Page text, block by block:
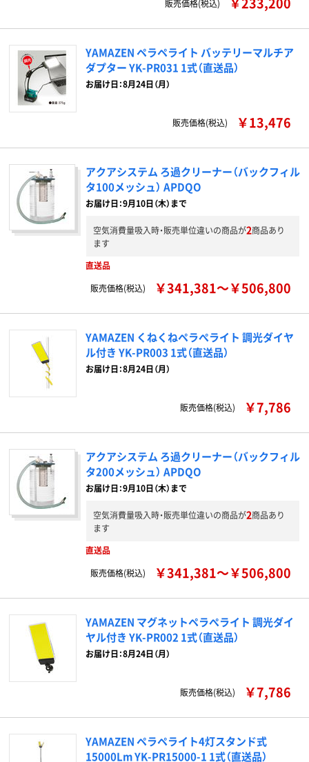
販売価格(税込)
YAMAZEN ペラペライト バッテリーマルチア
ダプター YK-PR031 1式（直送品）
お届け日：8月24日（月）
販売価格(税込) ￥13,476
アクアシステム ろ過クリーナー（バックフィル
タ100メッシュ） APDQO
お届け日：9月10日（木）まで
空気消費量吸入時・販売単位違いの商品が2商品あり
ます
直送品
販売価格(税込)
￥341,381～￥506,800
YAMAZEN くねくねペラぺライト 調光ダイヤ
ル付き YK-PR003 1式（直送品）
お届け日：8月24日（月）
販売価格(税込) ￥7,786
アクアシステム ろ過クリーナー（バックフィル
タ200メッシュ） APDQO
お届け日：9月10日（木）まで
空気消費量吸入時・販売単位違いの商品が2商品あり
ます
直送品
販売価格(税込)
￥341,381～￥506,800
YAMAZEN マグネットペラぺライト 調光ダイ
ヤル付き YK-PR002 1式（直送品）
お届け日：8月24日（月）
販売価格(税込) ￥7,786
YAMAZEN ペラペライト4灯スタンド式
15000Lm YK-PR15000-1 1式（直送品）